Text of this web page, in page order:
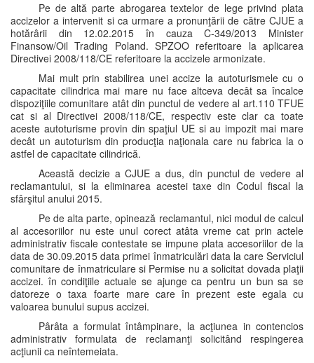
Pe de altă parte abrogarea textelor de lege privind plata
accizelor a intervenit si ca urmare a pronunţării de către CJUE a
hotărârii din 12.02.2015 în cauza C-349/2013 Minister
Finansow/Oil Trading Poland. SPZOO referitoare la aplicarea
Directivei 2008/118/CE referitoare la accizele armonizate.
Mai mult prin stabilirea unei accize la autoturismele cu o
capacitate cilindrica mai mare nu face altceva decât sa încalce
dispoziţiile comunitare atât din punctul de vedere al art.110 TFUE
cat si al Directivei 2008/118/CE, respectiv este clar ca toate
aceste autoturisme provin din spaţiul UE si au impozit mai mare
decât un autoturism din producţia naţionala care nu fabrica la o
astfel de capacitate cilindrică.
Această decizie a CJUE a dus, din punctul de vedere al
reclamantului, si la eliminarea acestei taxe din Codul fiscal la
sfârşitul anului 2015.
Pe de alta parte, opinează reclamantul, nici modul de calcul
al accesoriilor nu este unul corect atâta vreme cat prin actele
administrativ fiscale contestate se impune plata accesoriilor de la
data de 30.09.2015 data primei înmatriculări data la care Serviciul
comunitare de înmatriculare si Permise nu a solicitat dovada plaţii
accizei. în condiţiile actuale se ajunge ca pentru un bun sa se
datoreze o taxa foarte mare care în prezent este egala cu
valoarea bunului supus accizei.
Pârâta a formulat întâmpinare, la acţiunea in contencios
administrativ formulata de reclamanţi solicitând respingerea
acţiunii ca neîntemeiata.